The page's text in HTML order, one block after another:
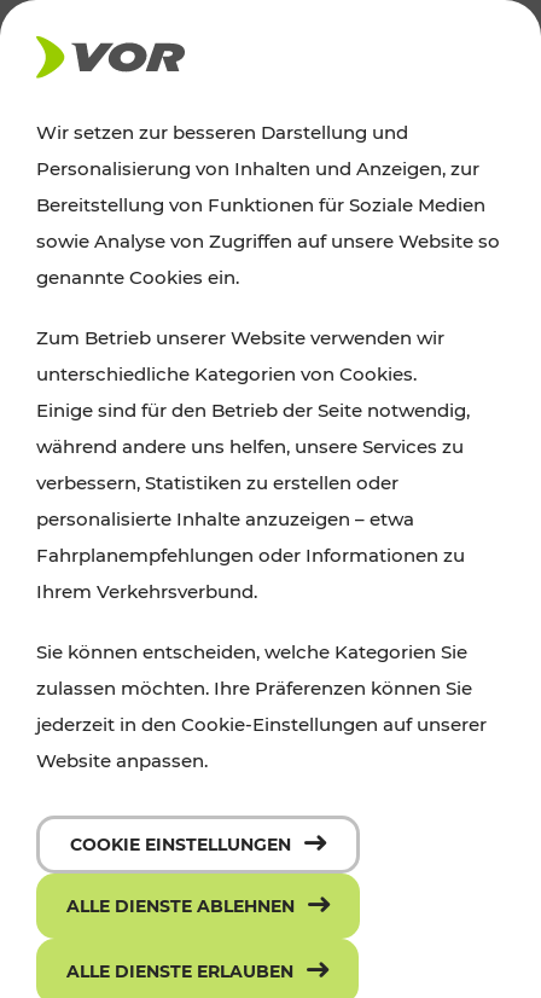
AKTUELLES
News
Alle wichtigen Meldungen zu Fahrplanänderungen,
finden Sie hier im Überblick.
Wir setzen zur besseren Darstellung und
Personalisierung von Inhalten und Anzeigen, zur
Bereitstellung von Funktionen für Soziale Medien
sowie Analyse von Zugriffen auf unsere Website so
genannte Cookies ein.
Zum Betrieb unserer Website verwenden wir
unterschiedliche Kategorien von Cookies.
Einige sind für den Betrieb der Seite notwendig,
während andere uns helfen, unsere Services zu
verbessern, Statistiken zu erstellen oder
personalisierte Inhalte anzuzeigen – etwa
Fahrplanempfehlungen oder Informationen zu
Ihrem Verkehrsverbund.
Sie können entscheiden, welche Kategorien Sie
zulassen möchten. Ihre Präferenzen können Sie
jederzeit in den Cookie-Einstellungen auf unserer
Website anpassen.
COOKIE EINSTELLUNGEN
ALLE DIENSTE ABLEHNEN
ALLE DIENSTE ERLAUBEN